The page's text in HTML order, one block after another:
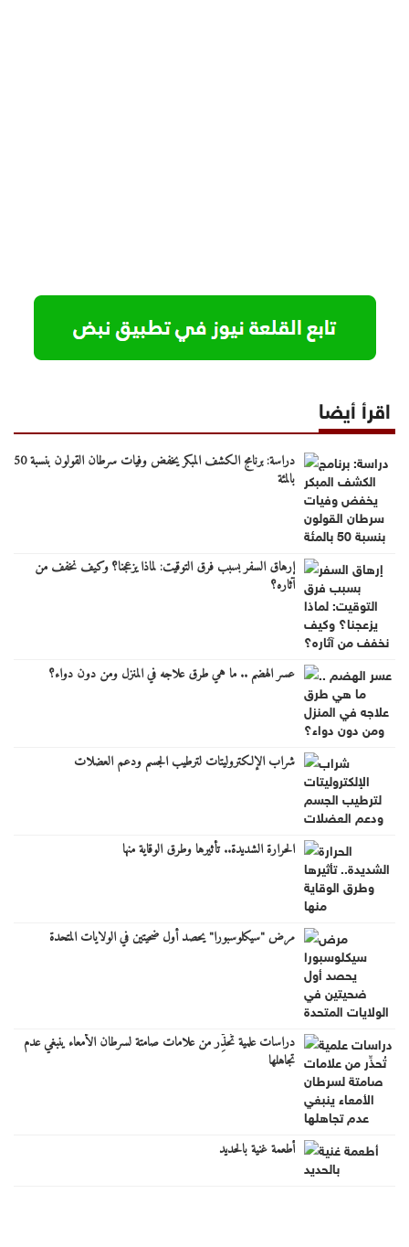
اقرأ أيضا
دراسة: برنامج الكشف المبكر يخفض وفيات سرطان القولون بنسبة 50
بالمئة
إرهاق السفر بسبب فرق التوقيت: لماذا يزعجنا؟ وكيف نخفف من
آثاره؟
عسر الهضم .. ما هي طرق علاجه في المنزل ومن دون دواء؟
شراب الإلكتروليتات لترطيب الجسم ودعم العضلات
الحرارة الشديدة.. تأثيرها وطرق الوقاية منها
مرض "سيكلوسبورا" يحصد أول ضحيتين في الولايات المتحدة
دراسات علمية تُحذِّر من علامات صامتة لسرطان الأمعاء ينبغي عدم
تجاهلها
أطعمة غنية بالحديد